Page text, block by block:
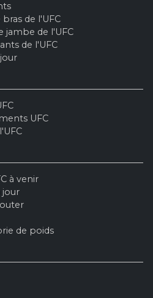
de l'UFC
jambe de l'UFC
de l'UFC
UFC
à venir
jour
de poids